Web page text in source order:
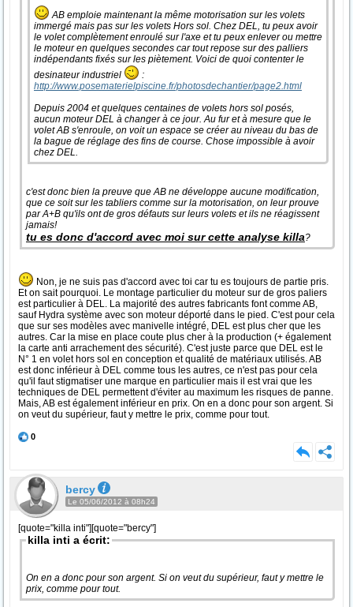
AB emploie maintenant la même motorisation sur les volets
immergé mais pas sur les volets Hors sol. Chez DEL, tu peux avoir
le volet complètement enroulé sur l'axe et tu peux enlever ou mettre
le moteur en quelques secondes car tout repose sur des palliers
indépendants fixés sur les piètement. Voici de quoi contenter le
desinateur industriel
:
http://www.posematerielpiscine.fr/photosdechantier/page2.html
Depuis 2004 et quelques centaines de volets hors sol posés,
aucun moteur DEL à changer à ce jour. Au fur et à mesure que le
volet AB s'enroule, on voit un espace se créer au niveau du bas de
la bague de réglage des fins de course. Chose impossible à avoir
chez DEL.
c'est donc bien la preuve que AB ne développe aucune modification,
que ce soit sur les tabliers comme sur la motorisation, on leur prouve
par A+B qu'ils ont de gros défauts sur leurs volets et ils ne réagissent
jamais!
tu es donc d'accord avec moi sur cette analyse killa?
Non, je ne suis pas d'accord avec toi car tu es toujours de partie pris.
Et on sait pourquoi. Le montage particulier du moteur sur de gros paliers
est particulier à DEL. La majorité des autres fabricants font comme AB,
sauf Hydra système avec son moteur déporté dans le pied. C'est pour cela
que sur ses modèles avec manivelle intégré, DEL est plus cher que les
autres. Car la mise en place coute plus cher à la production (+ également
la carte anti arrachement des sécurité). C'est juste parce que DEL est le
N° 1 en volet hors sol en conception et qualité de matériaux utilisés. AB
est donc inférieur à DEL comme tous les autres, ce n'est pas pour cela
qu'il faut stigmatiser une marque en particulier mais il est vrai que les
techniques de DEL permettent d'éviter au maximum les risques de panne.
Mais, AB est également inférieur en prix. On en a donc pour son argent. Si
on veut du supérieur, faut y mettre le prix, comme pour tout.
0
bercy
Le 05/06/2012 à 08h24
[quote="killa inti"][quote="bercy"]
killa inti a écrit:
On en a donc pour son argent. Si on veut du supérieur, faut y mettre le
prix, comme pour tout.